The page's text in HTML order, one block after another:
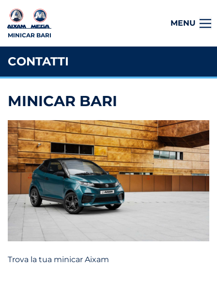
MINICAR BARI
MENU
CONTATTI
MINICAR BARI
Trova la tua minicar Aixam